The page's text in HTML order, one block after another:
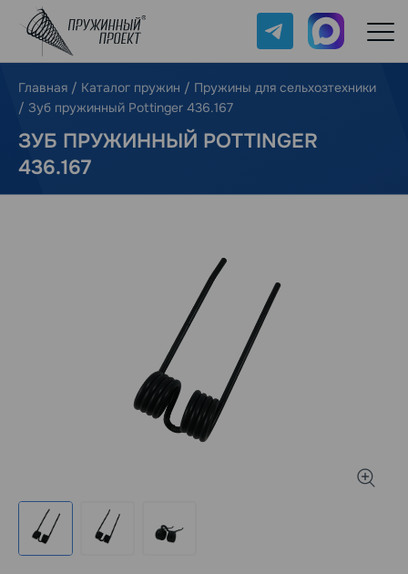
Telegram Max
Главная / Каталог пружин / Пружины для сельхозтехники
/ Зуб пружинный Pottinger 436.167
ЗУБ ПРУЖИННЫЙ POTTINGER
436.167